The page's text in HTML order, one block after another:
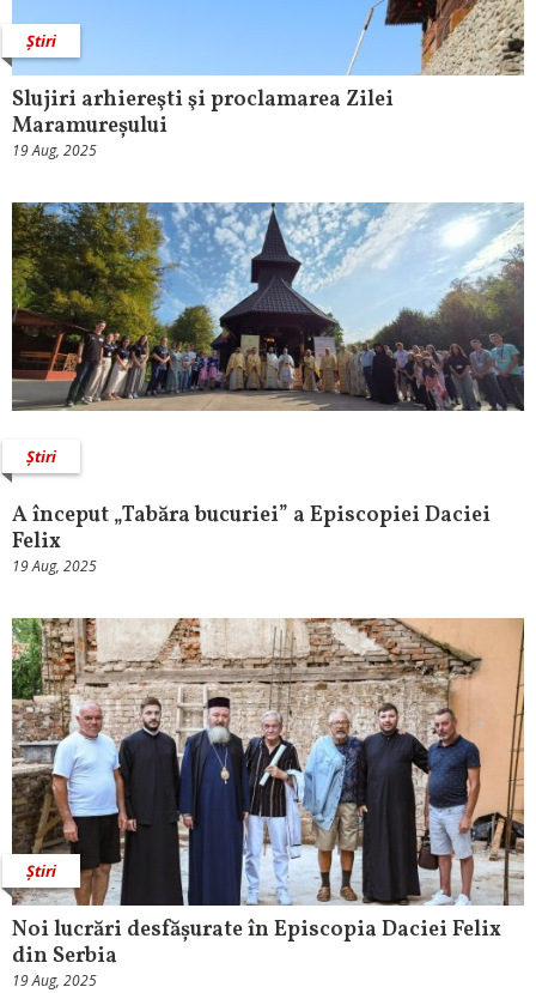
Știri
Slujiri arhiereşti şi proclamarea Zilei
Maramureșului
19 Aug, 2025
Știri
A început „Tabăra bucuriei” a Episcopiei Daciei
Felix
19 Aug, 2025
Știri
Noi lucrări desfășurate în Episcopia Daciei Felix
din Serbia
19 Aug, 2025